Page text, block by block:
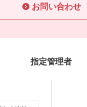
お問い合わせ
指定管理者